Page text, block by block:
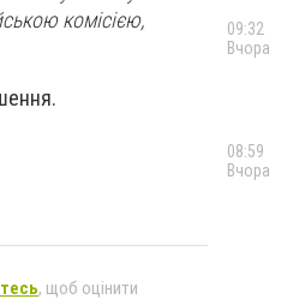
комісією,
, щоб оцінити
09:32
Вчора
08:59
Вчора